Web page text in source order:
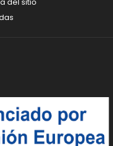
del sitio